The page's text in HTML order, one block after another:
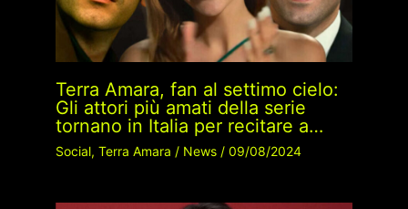
Terra Amara, fan al settimo cielo:
Gli attori più amati della serie
tornano in Italia per recitare a…
Social, Terra Amara / News/ 09/08/2024